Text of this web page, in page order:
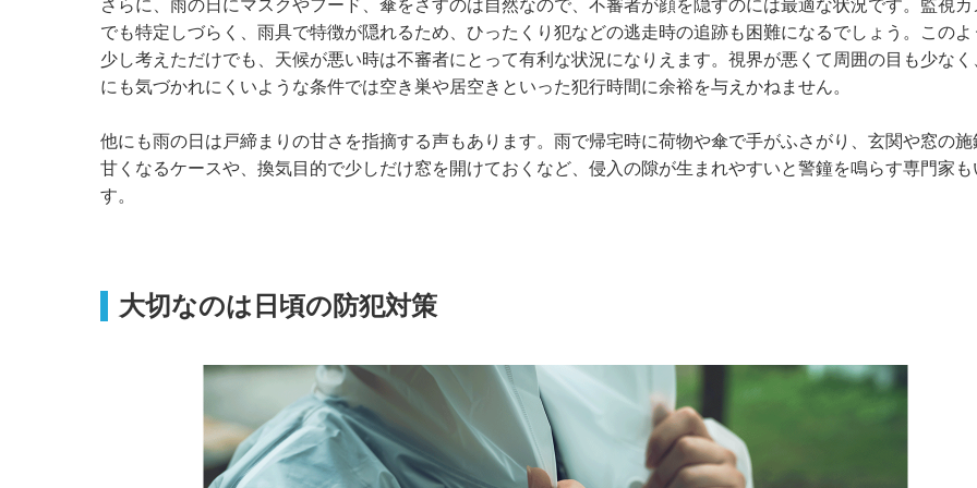
さらに、雨の日にマスクやフード、傘をさすのは自然なので、不審者が顔を隠すのには最適な状況です。監視カ
でも特定しづらく、雨具で特徴が隠れるため、ひったくり犯などの逃走時の追跡も困難になるでしょう。このよ
少し考えただけでも、天候が悪い時は不審者にとって有利な状況になりえます。視界が悪くて周囲の目も少なく
にも気づかれにくいような条件では空き巣や居空きといった犯行時間に余裕を与えかねません。
他にも雨の日は戸締まりの甘さを指摘する声もあります。雨で帰宅時に荷物や傘で手がふさがり、玄関や窓の施
甘くなるケースや、換気目的で少しだけ窓を開けておくなど、侵入の隙が生まれやすいと警鐘を鳴らす専門家も
す。
大切なのは日頃の防犯対策